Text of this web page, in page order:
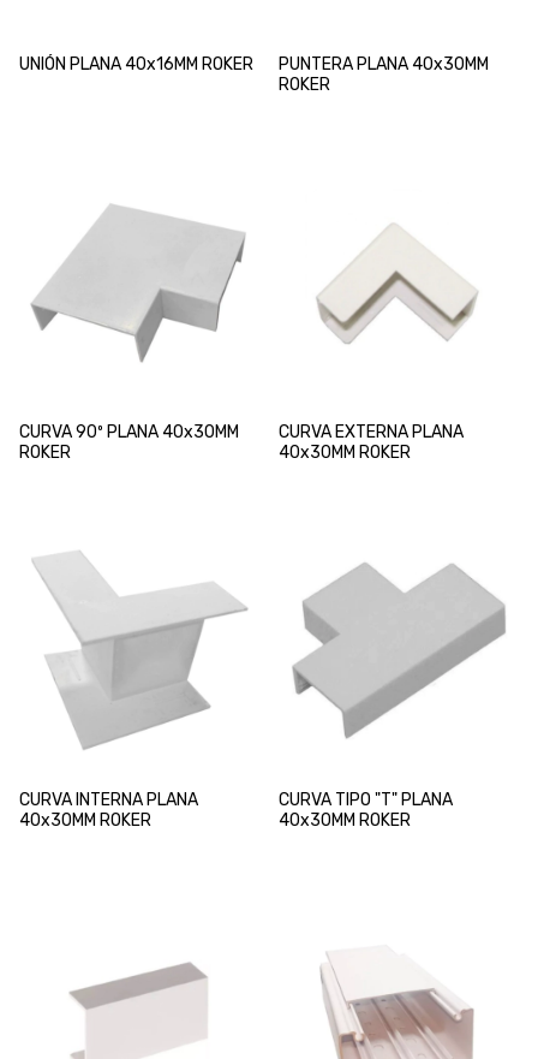
UNIÓN PLANA 40x16MM ROKER
PUNTERA PLANA 40x30MM
ROKER
CURVA 90º PLANA 40x30MM
ROKER
CURVA EXTERNA PLANA
40x30MM ROKER
CURVA INTERNA PLANA
40x30MM ROKER
CURVA TIPO "T" PLANA
40x30MM ROKER